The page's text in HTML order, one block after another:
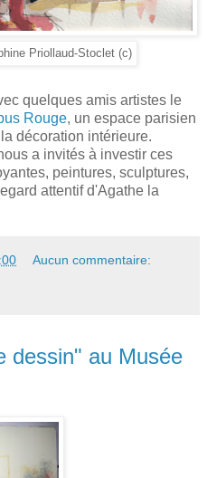
Priollaud-Stoclet (c)
quelques amis artistes le
Rouge, un espace parisien
décoration intérieure.
a invités à investir ces
peintures, sculptures,
attentif d'Agathe la
Aucun commentaire:
dessin" au Musée